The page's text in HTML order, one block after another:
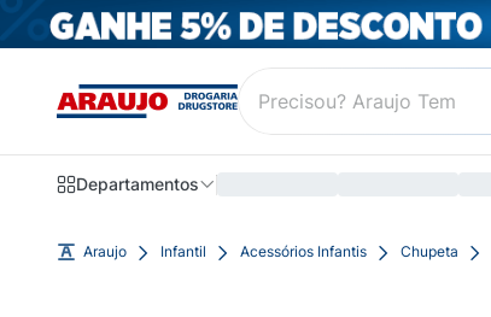
Departamentos
Araujo Infantil Acessórios Infantis Chupeta